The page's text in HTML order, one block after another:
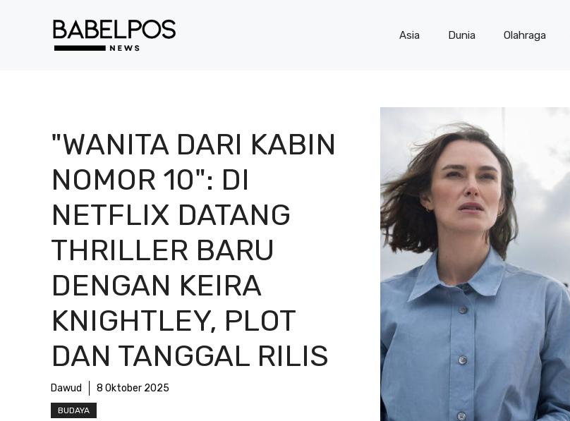
Asia Dunia Olahraga
"WANITA DARI KABIN
NOMOR 10": DI
NETFLIX DATANG
THRILLER BARU
DENGAN KEIRA
KNIGHTLEY, PLOT
DAN TANGGAL RILIS
Dawud 8 Oktober 2025
BUDAYA